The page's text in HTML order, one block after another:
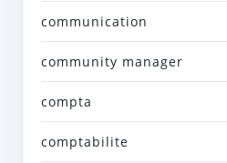
communication
community manager
compta
comptabilite